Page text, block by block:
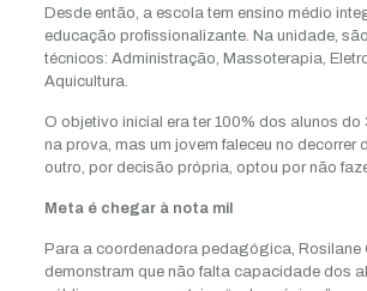
Desde então, a escola tem ensino médio
educação profissionalizante. Na unidade,
técnicos: Administração, Massoterapia,
Aquicultura.
O objetivo inicial era ter 100% dos alunos do
na prova, mas um jovem faleceu no decorrer
outro, por decisão própria, optou por não
Meta é chegar à nota mil
Para a coordenadora pedagógica, Rosilane
demonstram que não falta capacidade dos